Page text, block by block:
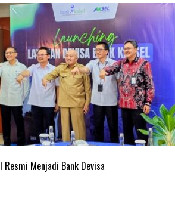
Resmi Menjadi Bank Devisa